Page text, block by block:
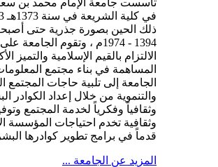
ذلك الحين بصورة جذرية حتى
1394 - 1974م ، وتقوم
الالتزام بالقيم الإسلامية والتميز
المساهمة في بناء مجتمع
الجامعة إلى تلبية حاجات المجتمع
والتنموية من خلال إعداد الكوادر
وثقافياً وفكرياً لخدمة المجتمع
وثقافية تخدم احتياجات المؤسسة
قدماً في برامج تطوير كوادرها
المزيد عن الجامعة ...